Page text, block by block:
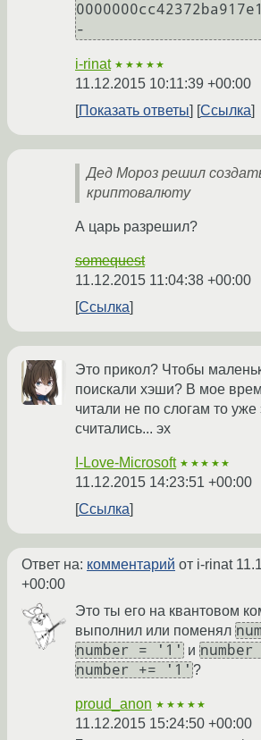
i-rinat ★★★★★
11.12.2015 10:11:39 +00:00
Показать ответы
Ссылка
Дед Мороз решил
криптовалюту
А царь разрешил?
somequest
11.12.2015 11:04:38 +00:00
Ссылка
Это прикол? Чтобы
поискали хэши? В мое
читали не по слогам то
считались... эх
I-Love-Microsoft ★★★★★
11.12.2015 14:23:51 +00:00
Ссылка
Ответ на: комментарий от i-rinat
+00:00
Это ты его на квантовом
выполнил или поменял
number = '1' и number
number += '1' ?
proud_anon ★★★★★
11.12.2015 15:24:50 +00:00